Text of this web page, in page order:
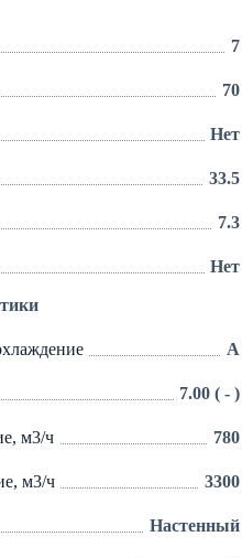
7
70
Нет
33.5
7.3
Нет
A
7.00 ( - )
м3/ч 780
м3/ч 3300
Настенный